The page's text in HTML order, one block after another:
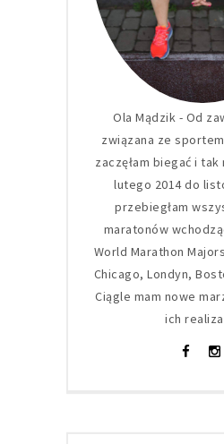
Ola Mądzik - Od
związana ze
zaczęłam biegać i tak
lutego 2014 do
przebiegłam
maratonów
World Marathon
Chicago, Londyn,
Ciągle mam nowe
ich